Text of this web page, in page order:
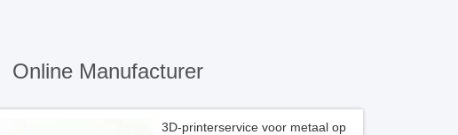
Online Manufacturer
3D-printerservice voor metaal op